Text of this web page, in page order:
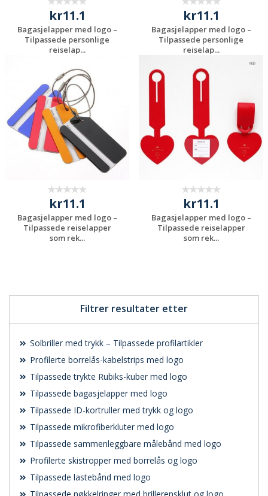
Filtrer resultater etter
Solbriller med trykk – Tilpassede profilartikler
Profilerte borrelås-kabelstrips med logo
Tilpassede trykte Rubiks-kuber med logo
Tilpassede bagasjelapper med logo
Tilpassede ID-kortruller med trykk og logo
Tilpassede mikrofiberkluter med logo
Tilpassede sammenleggbare målebånd med logo
Profilerte skistropper med borrelås og logo
Tilpassede lastebånd med logo
kr11.1
Bagasjelapper med logo –
Tilpassede personlige
reiselap...
Be om et
uforpliktende
tilbud
kr11.1
Bagasjelapper med logo –
Tilpassede personlige
reiselap...
Be om et
uforpliktende
tilbud
kr11.1
Bagasjelapper med logo –
Tilpassede reiselapper
som rek...
kr11.1
Bagasjelapper med logo –
Tilpassede reiselapper
som rek...